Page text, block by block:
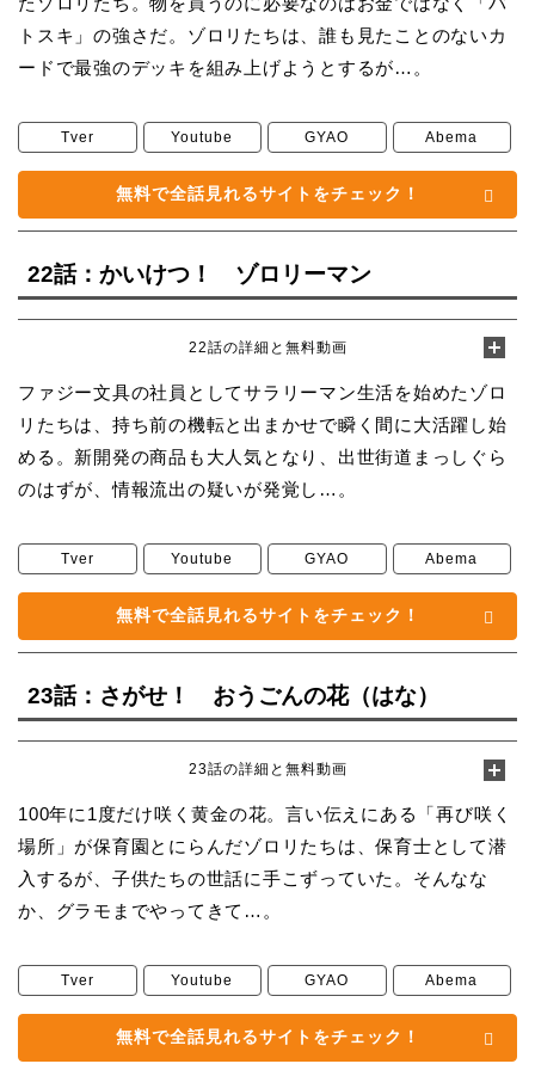
トスキ」の強さだ。ゾロリたちは、誰も見たことのないカ
ードで最強のデッキを組み上げようとするが…。
Tver Youtube GYAO Abema
無料で全話見れるサイトをチェック！
22話：かいけつ！ ゾロリーマン
22話の詳細と無料動画
ファジー文具の社員としてサラリーマン生活を始めたゾロ
リたちは、持ち前の機転と出まかせで瞬く間に大活躍し始
める。新開発の商品も大人気となり、出世街道まっしぐら
のはずが、情報流出の疑いが発覚し…。
Tver Youtube GYAO Abema
無料で全話見れるサイトをチェック！
23話：さがせ！ おうごんの花（はな）
23話の詳細と無料動画
100年に1度だけ咲く黄金の花。言い伝えにある「再び咲く
場所」が保育園とにらんだゾロリたちは、保育士として潜
入するが、子供たちの世話に手こずっていた。そんなな
か、グラモまでやってきて…。
Tver Youtube GYAO Abema
無料で全話見れるサイトをチェック！